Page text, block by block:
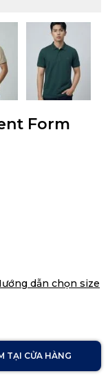
Form
dẫn chọn size
TẠI CỬA HÀNG